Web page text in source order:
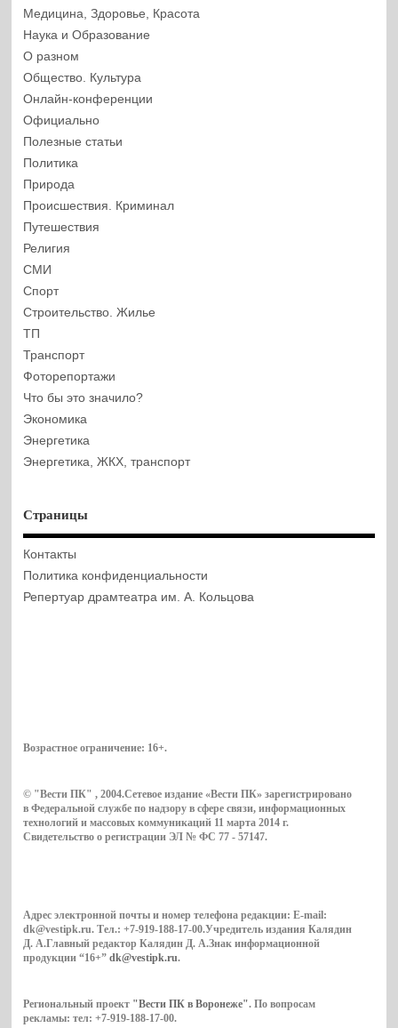
Медицина, Здоровье, Красота
Наука и Образование
О разном
Общество. Культура
Онлайн-конференции
Официально
Полезные статьи
Политика
Природа
Происшествия. Криминал
Путешествия
Религия
СМИ
Спорт
Строительство. Жилье
ТП
Транспорт
Фоторепортажи
Что бы это значило?
Экономика
Энергетика
Энергетика, ЖКХ, транспорт
Страницы
Контакты
Политика конфиденциальности
Репертуар драмтеатра им. А. Кольцова
Возрастное ограничение: 16+.
© "Вести ПК" , 2004.Сетевое издание «Вести ПК» зарегистрировано
в Федеральной службе по надзору в сфере связи, информационных
технологий и массовых коммуникаций 11 марта 2014 г.
Свидетельство о регистрации ЭЛ № ФС 77 - 57147.
Адрес электронной почты и номер телефона редакции: E-mail:
dk@vestipk.ru. Тел.: +7-919-188-17-00.Учредитель издания Калядин
Д. А.Главный редактор Калядин Д. А.Знак информационной
продукции “16+”dk@vestipk.ru.
Региональный проект "Вести ПК в Воронеже". По вопросам
рекламы: тел: +7-919-188-17-00.